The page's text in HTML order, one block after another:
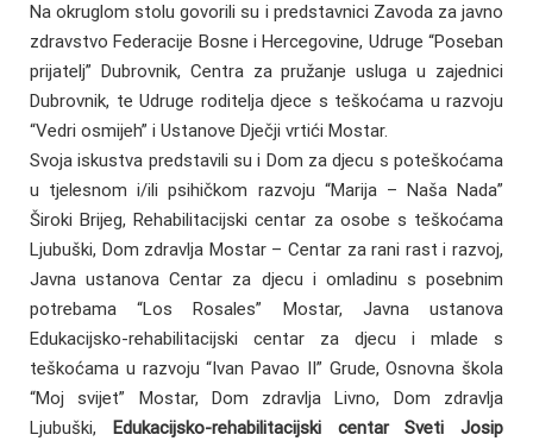
Na okruglom stolu govorili su i predstavnici Zavoda za javno
zdravstvo Federacije Bosne i Hercegovine, Udruge “Poseban
prijatelj” Dubrovnik, Centra za pružanje usluga u zajednici
Dubrovnik, te Udruge roditelja djece s teškoćama u razvoju
“Vedri osmijeh” i Ustanove Dječji vrtići Mostar.
Svoja iskustva predstavili su i Dom za djecu s poteškoćama
u tjelesnom i/ili psihičkom razvoju “Marija – Naša Nada”
Široki Brijeg, Rehabilitacijski centar za osobe s teškoćama
Ljubuški, Dom zdravlja Mostar – Centar za rani rast i razvoj,
Javna ustanova Centar za djecu i omladinu s posebnim
potrebama “Los Rosales” Mostar, Javna ustanova
Edukacijsko-rehabilitacijski centar za djecu i mlade s
teškoćama u razvoju “Ivan Pavao II” Grude, Osnovna škola
“Moj svijet” Mostar, Dom zdravlja Livno, Dom zdravlja
Ljubuški, Edukacijsko-rehabilitacijski centar Sveti Josip